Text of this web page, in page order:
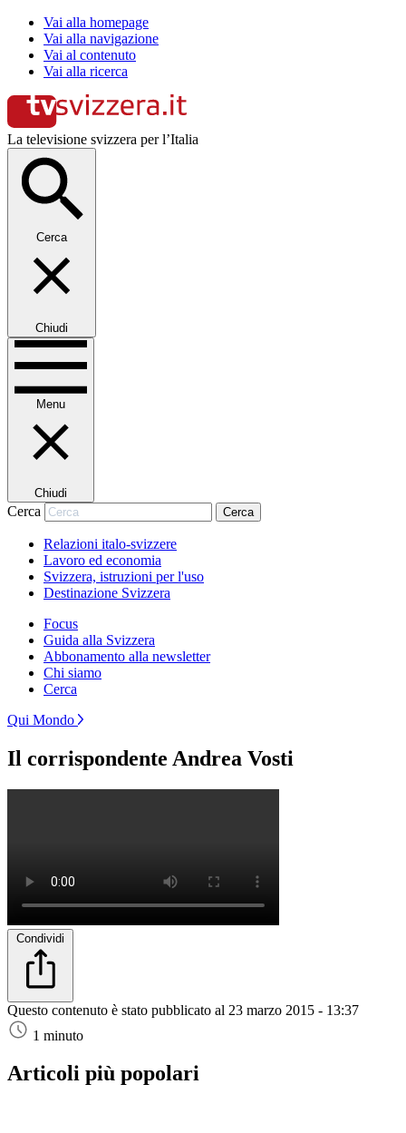
Vai alla homepage
Vai alla navigazione
Vai al contenuto
Vai alla ricerca
La televisione svizzera per l’Italia
Cerca
Chiudi
Menu
Chiudi
Cerca Cerca
Relazioni italo-svizzere
Lavoro ed economia
Svizzera, istruzioni per l'uso
Destinazione Svizzera
Focus
Guida alla Svizzera
Abbonamento alla newsletter
Chi siamo
Cerca
Qui Mondo
Il corrispondente Andrea Vosti
Condividi
Questo contenuto è stato pubblicato al 23 marzo 2015 - 13:37
1 minuto
Articoli più popolari